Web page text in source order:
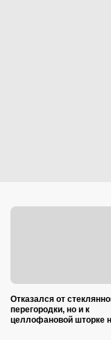
Отказался от
перегородки, но и к
целлофановой шторке